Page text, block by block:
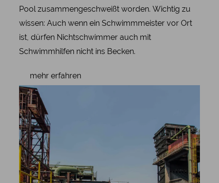
Pool zusammengeschweißt worden. Wichtig zu
wissen: Auch wenn ein Schwimmmeister vor Ort
ist, dürfen Nichtschwimmer auch mit
Schwimmhilfen nicht ins Becken.
mehr erfahren